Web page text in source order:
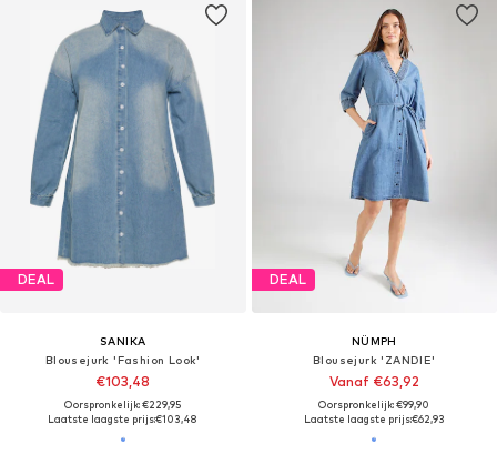
DEAL
SANIKA
Blousejurk 'Fashion Look'
€103,48
Oorspronkelijk: €229,95
Laatste laagste prijs:€103,48
DEAL
NÜMPH
Blousejurk 'ZANDIE'
Vanaf €63,92
Oorspronkelijk: €99,90
Laatste laagste prijs:€62,93